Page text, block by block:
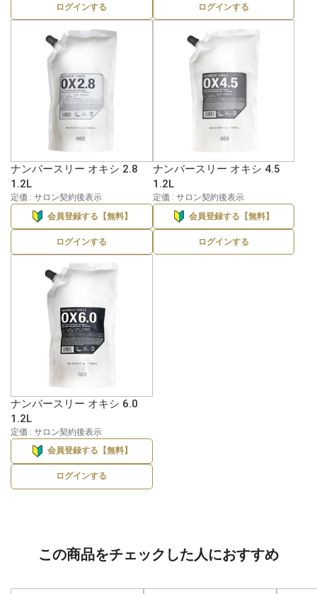
ログインする ログインする
ナンバースリー オキシ 2.8
1.2L
定価 : サロン契約後表示
会員登録する【無料】
ログインする
ナンバースリー オキシ 4.5
1.2L
定価 : サロン契約後表示
会員登録する【無料】
ログインする
ナンバースリー オキシ 6.0
1.2L
定価 : サロン契約後表示
会員登録する【無料】
ログインする
この商品をチェックした人におすすめ